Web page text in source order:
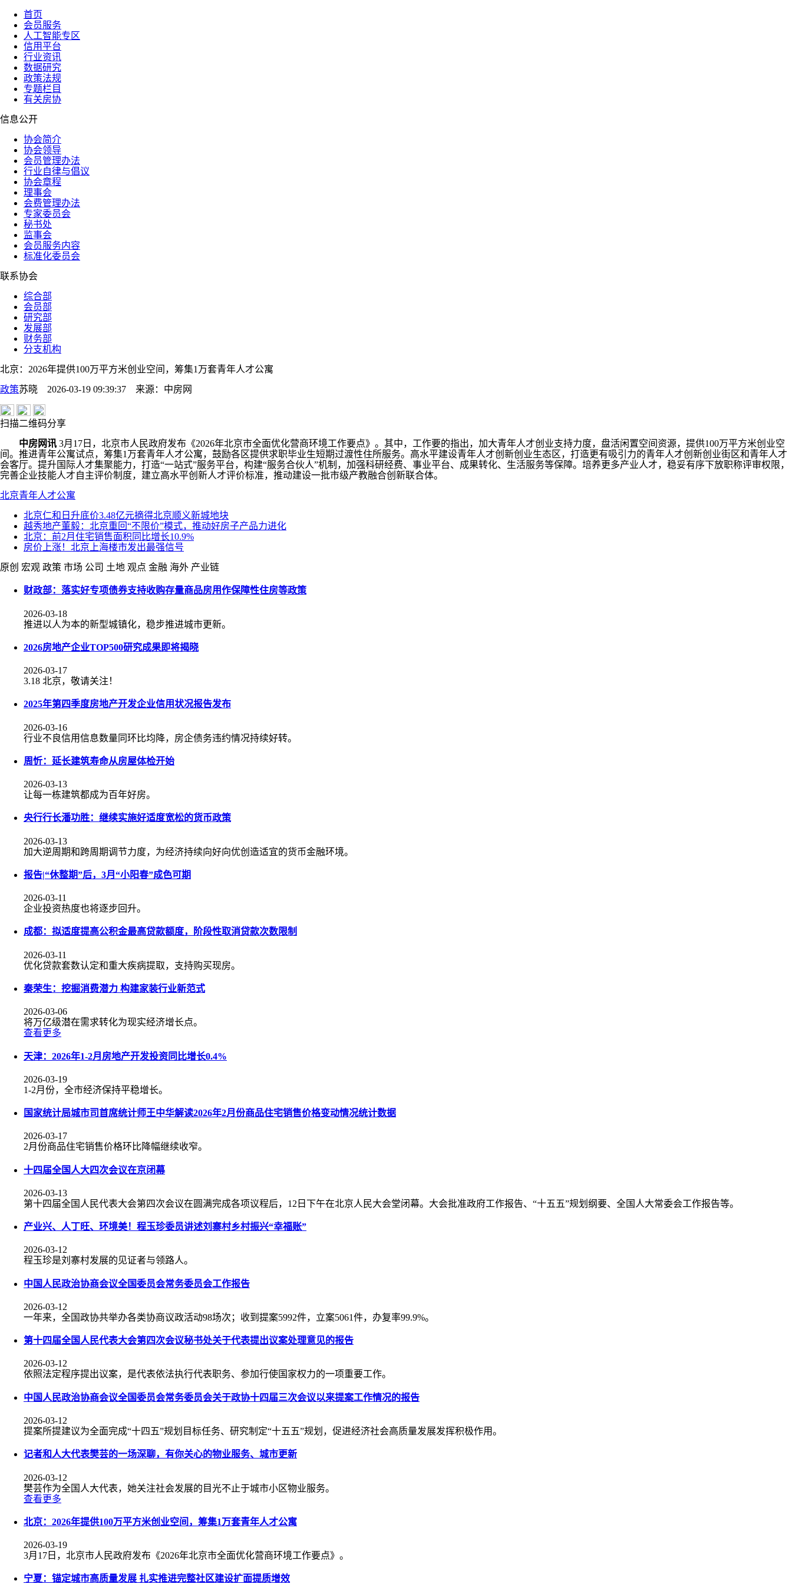
首页
会员服务
人工智能专区
信用平台
行业资讯
数据研究
政策法规
专题栏目
有关房协
信息公开
协会简介
协会领导
会员管理办法
行业自律与倡议
协会章程
理事会
会费管理办法
专家委员会
秘书处
监事会
会员服务内容
标准化委员会
联系协会
综合部
会员部
研究部
发展部
财务部
分支机构
北京：2026年提供100万平方米创业空间，筹集1万套青年人才公寓
政策苏晓 2026-03-19 09:39:37 来源： 中房网
扫描二维码分享
中房网讯 3月17日，北京市人民政府发布《2026年北京市全面优化营商环境工作要点》。其中，工作要的指出，加大青年人才创业支持力度，盘活闲置空间资源，提供100万平方米创业空
间。推进青年公寓试点，筹集1万套青年人才公寓，鼓励各区提供求职毕业生短期过渡性住所服务。高水平建设青年人才创新创业生态区，打造更有吸引力的青年人才创新创业街区和青年人才
会客厅。提升国际人才集聚能力，打造“一站式”服务平台，构建“服务合伙人”机制，加强科研经费、事业平台、成果转化、生活服务等保障。培养更多产业人才，稳妥有序下放职称评审权限，
完善企业技能人才自主评价制度，建立高水平创新人才评价标准，推动建设一批市级产教融合创新联合体。
北京青年人才公寓
北京仁和日升底价3.48亿元摘得北京顺义新城地块
越秀地产董毅：北京重回“不限价”模式，推动好房子产品力进化
北京：前2月住宅销售面积同比增长10.9%
房价上涨！北京上海楼市发出最强信号
原创 宏观 政策 市场 公司 土地 观点 金融 海外 产业链
财政部：落实好专项债券支持收购存量商品房用作保障性住房等政策
2026-03-18
推进以人为本的新型城镇化，稳步推进城市更新。
2026房地产企业TOP500研究成果即将揭晓
2026-03-17
3.18 北京，敬请关注！
2025年第四季度房地产开发企业信用状况报告发布
2026-03-16
行业不良信用信息数量同环比均降，房企债务违约情况持续好转。
周忻：延长建筑寿命从房屋体检开始
2026-03-13
让每一栋建筑都成为百年好房。
央行行长潘功胜：继续实施好适度宽松的货币政策
2026-03-13
加大逆周期和跨周期调节力度，为经济持续向好向优创造适宜的货币金融环境。
报告|“休整期”后，3月“小阳春”成色可期
2026-03-11
企业投资热度也将逐步回升。
成都：拟适度提高公积金最高贷款额度，阶段性取消贷款次数限制
2026-03-11
优化贷款套数认定和重大疾病提取，支持购买现房。
秦荣生：挖掘消费潜力 构建家装行业新范式
2026-03-06
将万亿级潜在需求转化为现实经济增长点。
查看更多
天津：2026年1-2月房地产开发投资同比增长0.4%
2026-03-19
1-2月份，全市经济保持平稳增长。
国家统计局城市司首席统计师王中华解读2026年2月份商品住宅销售价格变动情况统计数据
2026-03-17
2月份商品住宅销售价格环比降幅继续收窄。
十四届全国人大四次会议在京闭幕
2026-03-13
第十四届全国人民代表大会第四次会议在圆满完成各项议程后，12日下午在北京人民大会堂闭幕。大会批准政府工作报告、“十五五”规划纲要、全国人大常委会工作报告等。
产业兴、人丁旺、环境美！程玉珍委员讲述刘寨村乡村振兴“幸福账”
2026-03-12
程玉珍是刘寨村发展的见证者与领路人。
中国人民政治协商会议全国委员会常务委员会工作报告
2026-03-12
一年来，全国政协共举办各类协商议政活动98场次；收到提案5992件，立案5061件，办复率99.9%。
第十四届全国人民代表大会第四次会议秘书处关于代表提出议案处理意见的报告
2026-03-12
依照法定程序提出议案，是代表依法执行代表职务、参加行使国家权力的一项重要工作。
中国人民政治协商会议全国委员会常务委员会关于政协十四届三次会议以来提案工作情况的报告
2026-03-12
提案所提建议为全面完成“十四五”规划目标任务、研究制定“十五五”规划，促进经济社会高质量发展发挥积极作用。
记者和人大代表樊芸的一场深聊，有你关心的物业服务、城市更新
2026-03-12
樊芸作为全国人大代表，她关注社会发展的目光不止于城市小区物业服务。
查看更多
北京：2026年提供100万平方米创业空间，筹集1万套青年人才公寓
2026-03-19
3月17日，北京市人民政府发布《2026年北京市全面优化营商环境工作要点》。
宁夏：锚定城市高质量发展 扎实推进完整社区建设扩面提质增效